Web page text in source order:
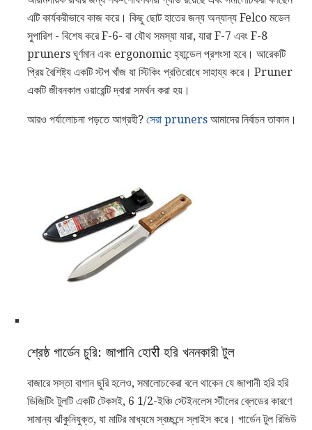
এটি কার্যকরীভাবে কাজ করে। কিছু ছোট হাতের জন্য অন্যান্য Felco মডেল
সুপারিশ - বিশেষ করে F-6- বা যৌথ সমস্যা যারা, যারা F-7 এবং F-8
pruners ঘূর্ণমান এবং ergonomic হ্যান্ডেল প্রশংসা হবে। আরেকটি
প্রিয় বৈশিষ্ট্য একটি স্টপ খাঁজ যা স্টিকিং প্রতিরোধে সাহায্য করে। Pruner
একটি জীবনকাল ওয়ারেন্টি দ্বারা সমর্থন করা হয়।
আরও পর্যালোচনা পড়তে আগ্রহী? সেরা pruners আমাদের নির্বাচন তাকান।
শ্রেষ্ঠ গার্ডেন চুরি: জাপানি হোरी হরি খননকারী টুল
বাজারে সস্তা বাগান ছুরি হলেও, সমালোচকেরা বলে থাকেন যে জাপানী হরি হরি
ডিজিটিং টুলটি একটি টেকসই, 6 1/2-ইঞ্চি স্টেইনলেস স্টীলের ব্লেডের কারণে
সামান্য ঝাঁকুনিযুক্ত, যা মাটির মাধ্যমে স্বচ্ছন্দে স্লাইস করে। গার্ডেন টুল রিভিউ